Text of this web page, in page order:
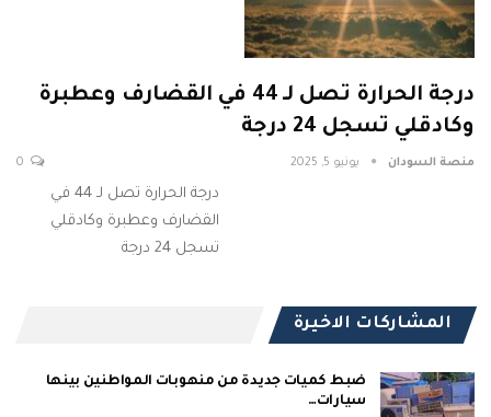
درجة الحرارة تصل لـ 44 في القضارف وعطبرة
وكادقلي تسجل 24 درجة
منصة السودان يونيو 5, 2025
درجة الحرارة تصل لـ 44 في
القضارف وعطبرة وكادقلي
تسجل 24 درجة
المشاركات الاخيرة
ضبط كميات جديدة من منهوبات المواطنين بينها
سيارات…